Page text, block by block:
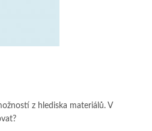
z hlediska materiálů. V